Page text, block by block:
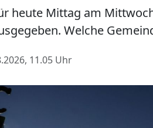
heute Mittag am
Welche
11.05 Uhr